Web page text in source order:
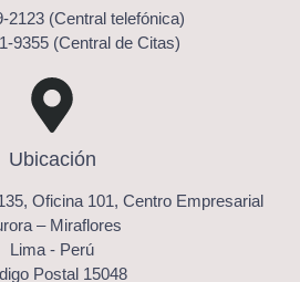
2123 (Central telefónica)
9355 (Central de Citas)
Ubicación
Oficina 101, Centro Empresarial
– Miraflores
Lima - Perú
Postal 15048